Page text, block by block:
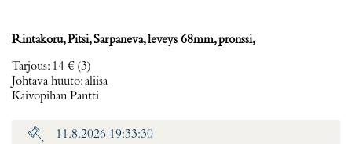
Rintakoru, Pitsi, Sarpaneva, leveys 68mm, pronssi,
Tarjous: 14 € (3)
Johtava huuto:aliisa
Kaivopihan Pantti
11.8.2026 19:33:30